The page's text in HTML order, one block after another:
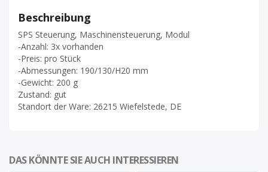
Beschreibung
SPS Steuerung, Maschinensteuerung, Modul
-Anzahl: 3x vorhanden
-Preis: pro Stück
-Abmessungen: 190/130/H20 mm
-Gewicht: 200 g
Zustand: gut
Standort der Ware: 26215 Wiefelstede, DE
DAS KÖNNTE SIE AUCH INTERESSIEREN